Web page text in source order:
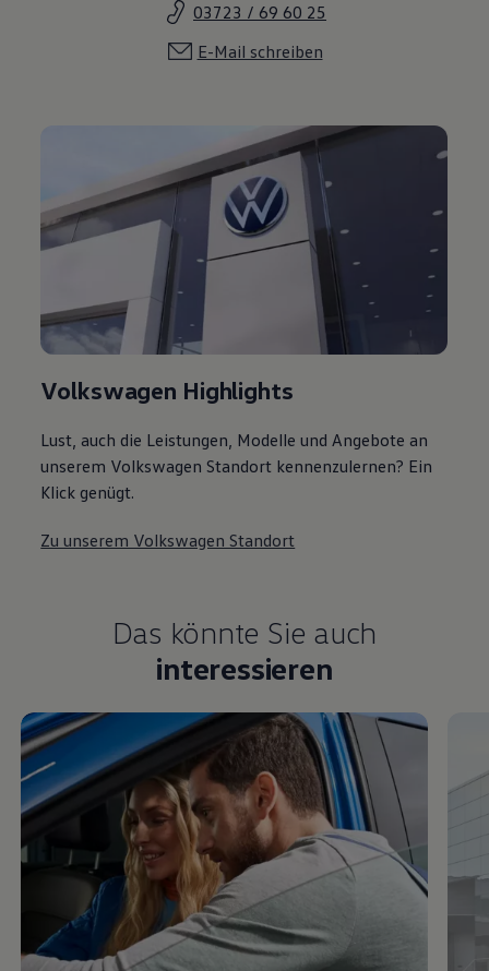
03723 / 69 60 25
E-Mail schreiben
Volkswagen Highlights
Lust, auch die Leistungen, Modelle und Angebote an
unserem Volkswagen Standort kennenzulernen? Ein
Klick genügt.
Zu unserem Volkswagen Standort
Das könnte Sie auch
interessieren